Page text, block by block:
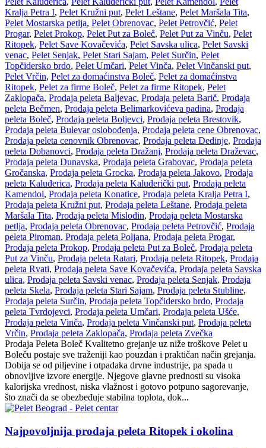
Kralja Petra I, Pelet Kružni put, Pelet Leštane, Pelet Maršala Tita,
Pelet Mostarska petlja, Pelet Obrenovac, Pelet Petrovčić, Pelet
Progar, Pelet Prokop, Pelet Put za Boleč, Pelet Put za Vinču, Pelet
Ritopek, Pelet Save Kovačevića, Pelet Savska ulica, Pelet Savski
venac, Pelet Senjak, Pelet Stari Sajam, Pelet Surčin, Pelet
Topčidersko brdo, Pelet Umčari, Pelet Vinča, Pelet Vinčanski put,
Pelet Vrčin, Pelet za domaćinstva Boleč, Pelet za domaćinstva
Ritopek, Pelet za firme Boleč, Pelet za firme Ritopek, Pelet
Zaklopača, Prodaja peleta Baljevac, Prodaja peleta Barič, Prodaja
peleta Bečmen, Prodaja peleta Belimarkovićeva padina, Prodaja
peleta Boleč, Prodaja peleta Boljevci, Prodaja peleta Brestovik,
Prodaja peleta Bulevar oslobođenja, Prodaja peleta cene Obrenovac,
Prodaja peleta cenovnik Obrenovac, Prodaja peleta Dedinje, Prodaja
peleta Dobanovci, Prodaja peleta Dražanj, Prodaja peleta Draževac,
Prodaja peleta Dunavska, Prodaja peleta Grabovac, Prodaja peleta
Gročanska, Prodaja peleta Grocka, Prodaja peleta Jakovo, Prodaja
peleta Kaluđerica, Prodaja peleta Kaluđerički put, Prodaja peleta
Kamendol, Prodaja peleta Konatice, Prodaja peleta Kralja Petra I,
Prodaja peleta Kružni put, Prodaja peleta Leštane, Prodaja peleta
Maršala Tita, Prodaja peleta Mislođin, Prodaja peleta Mostarska
petlja, Prodaja peleta Obrenovac, Prodaja peleta Petrovčić, Prodaja
peleta Piroman, Prodaja peleta Poljana, Prodaja peleta Progar,
Prodaja peleta Prokop, Prodaja peleta Put za Boleč, Prodaja peleta
Put za Vinču, Prodaja peleta Ratari, Prodaja peleta Ritopek, Prodaja
peleta Rvati, Prodaja peleta Save Kovačevića, Prodaja peleta Savska
ulica, Prodaja peleta Savski venac, Prodaja peleta Senjak, Prodaja
peleta Skela, Prodaja peleta Stari Sajam, Prodaja peleta Stubline,
Prodaja peleta Surčin, Prodaja peleta Topčidersko brdo, Prodaja
peleta Tvrdojevci, Prodaja peleta Umčari, Prodaja peleta Ušće,
Prodaja peleta Vinča, Prodaja peleta Vinčanski put, Prodaja peleta
Vrčin, Prodaja peleta Zaklopača, Prodaja peleta Zvečka
Prodaja Peleta Boleč Kvalitetno grejanje uz niže troškove Pelet u
Boleču postaje sve traženiji kao pouzdan i praktičan način grejanja.
Dobija se od piljevine i otpadaka drvne industrije, pa spada u
obnovljive izvore energije. Njegove glavne prednosti su visoka
kalorijska vrednost, niska vlažnost i gotovo potpuno sagorevanje,
što znači da se obezbeđuje stabilna toplota, dok...
Najpovoljnija prodaja peleta Ritopek i okolina